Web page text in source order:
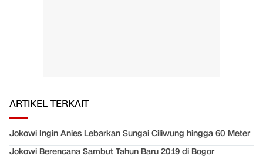
ARTIKEL TERKAIT
Jokowi Ingin Anies Lebarkan Sungai Ciliwung hingga 60 Meter
Jokowi Berencana Sambut Tahun Baru 2019 di Bogor